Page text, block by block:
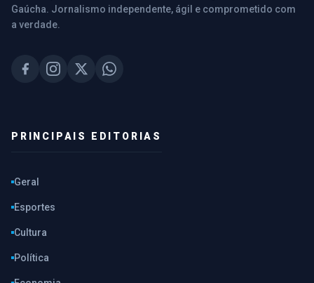
Gaúcha. Jornalismo independente, ágil e comprometido com
a verdade.
PRINCIPAIS EDITORIAS
Geral
Esportes
Cultura
Política